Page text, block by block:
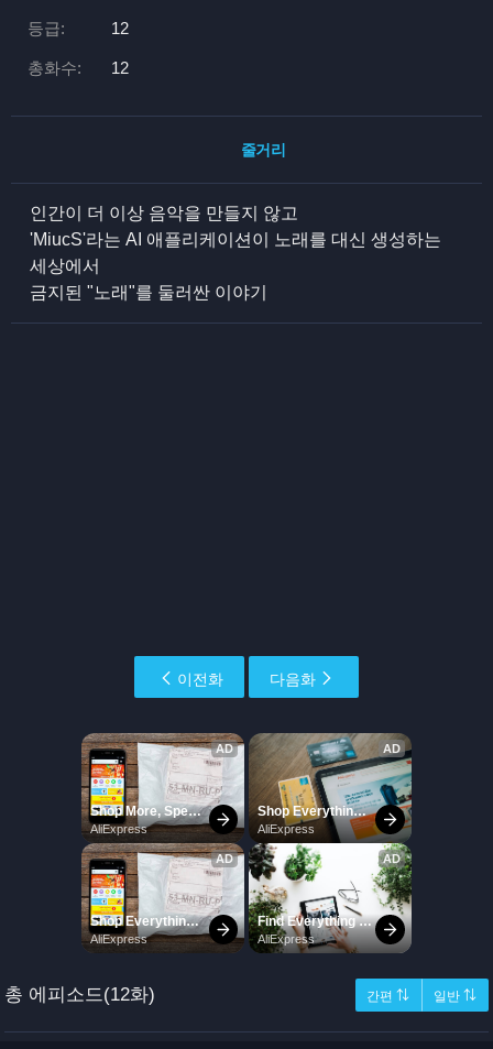
등급: 12
총화수: 12
줄거리
인간이 더 이상 음악을 만들지 않고
'MiucS'라는 AI 애플리케이션이 노래를 대신 생성하는
세상에서
금지된 "노래"를 둘러싼 이야기
이전화 다음화
총 에피소드(12화) 간편 ⇅ 일반 ⇅